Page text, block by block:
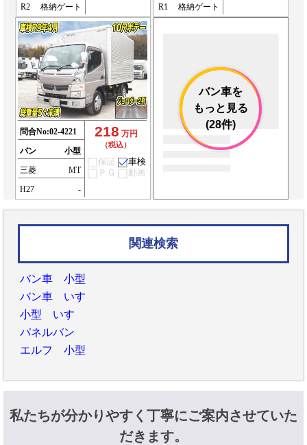
R2 格納ゲート R1 格納ゲート
問合No:02-4221
バン
小型
三菱
MT
H27
-
218 万円
（税込）
保証
車検
ＰＧ
動画
バン車を
もっと見る
(28件)
関連検索
バン車 小型
バン車 いすゞ
小型 いすゞ
パネルバン
エルフ 小型
私たちが分かりやすく丁寧にご案内させていた
だきます。